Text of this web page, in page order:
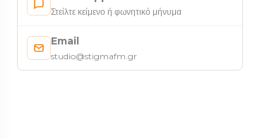
Στείλτε κείμενο ή φωνητικό μήνυμα
Email
studio@stigmafm.gr